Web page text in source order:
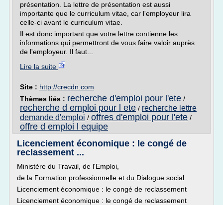
présentation. La lettre de présentation est aussi
importante que le curriculum vitae, car l'employeur lira
celle-ci avant le curriculum vitae.
Il est donc important que votre lettre contienne les
informations qui permettront de vous faire valoir auprès
de l'employeur. Il faut...
Lire la suite
Site : http://crecdn.com
Thèmes liés : recherche d'emploi pour l'ete /
recherche d emploi pour l ete / recherche lettre
demande d'emploi / offres d'emploi pour l'ete /
offre d emploi l equipe
Licenciement économique : le congé de
reclassement ...
Ministère du Travail, de l'Emploi,
de la Formation professionnelle et du Dialogue social
Licenciement économique : le congé de reclassement
Licenciement économique : le congé de reclassement